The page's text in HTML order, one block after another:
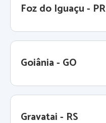
Foz do Iguaçu - PR
Goiânia - GO
Gravatai - RS